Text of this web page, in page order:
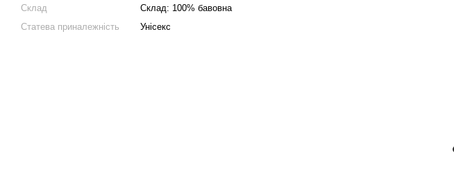
Склад
Склад: 100% бавовна
Статева приналежність
Унісекс